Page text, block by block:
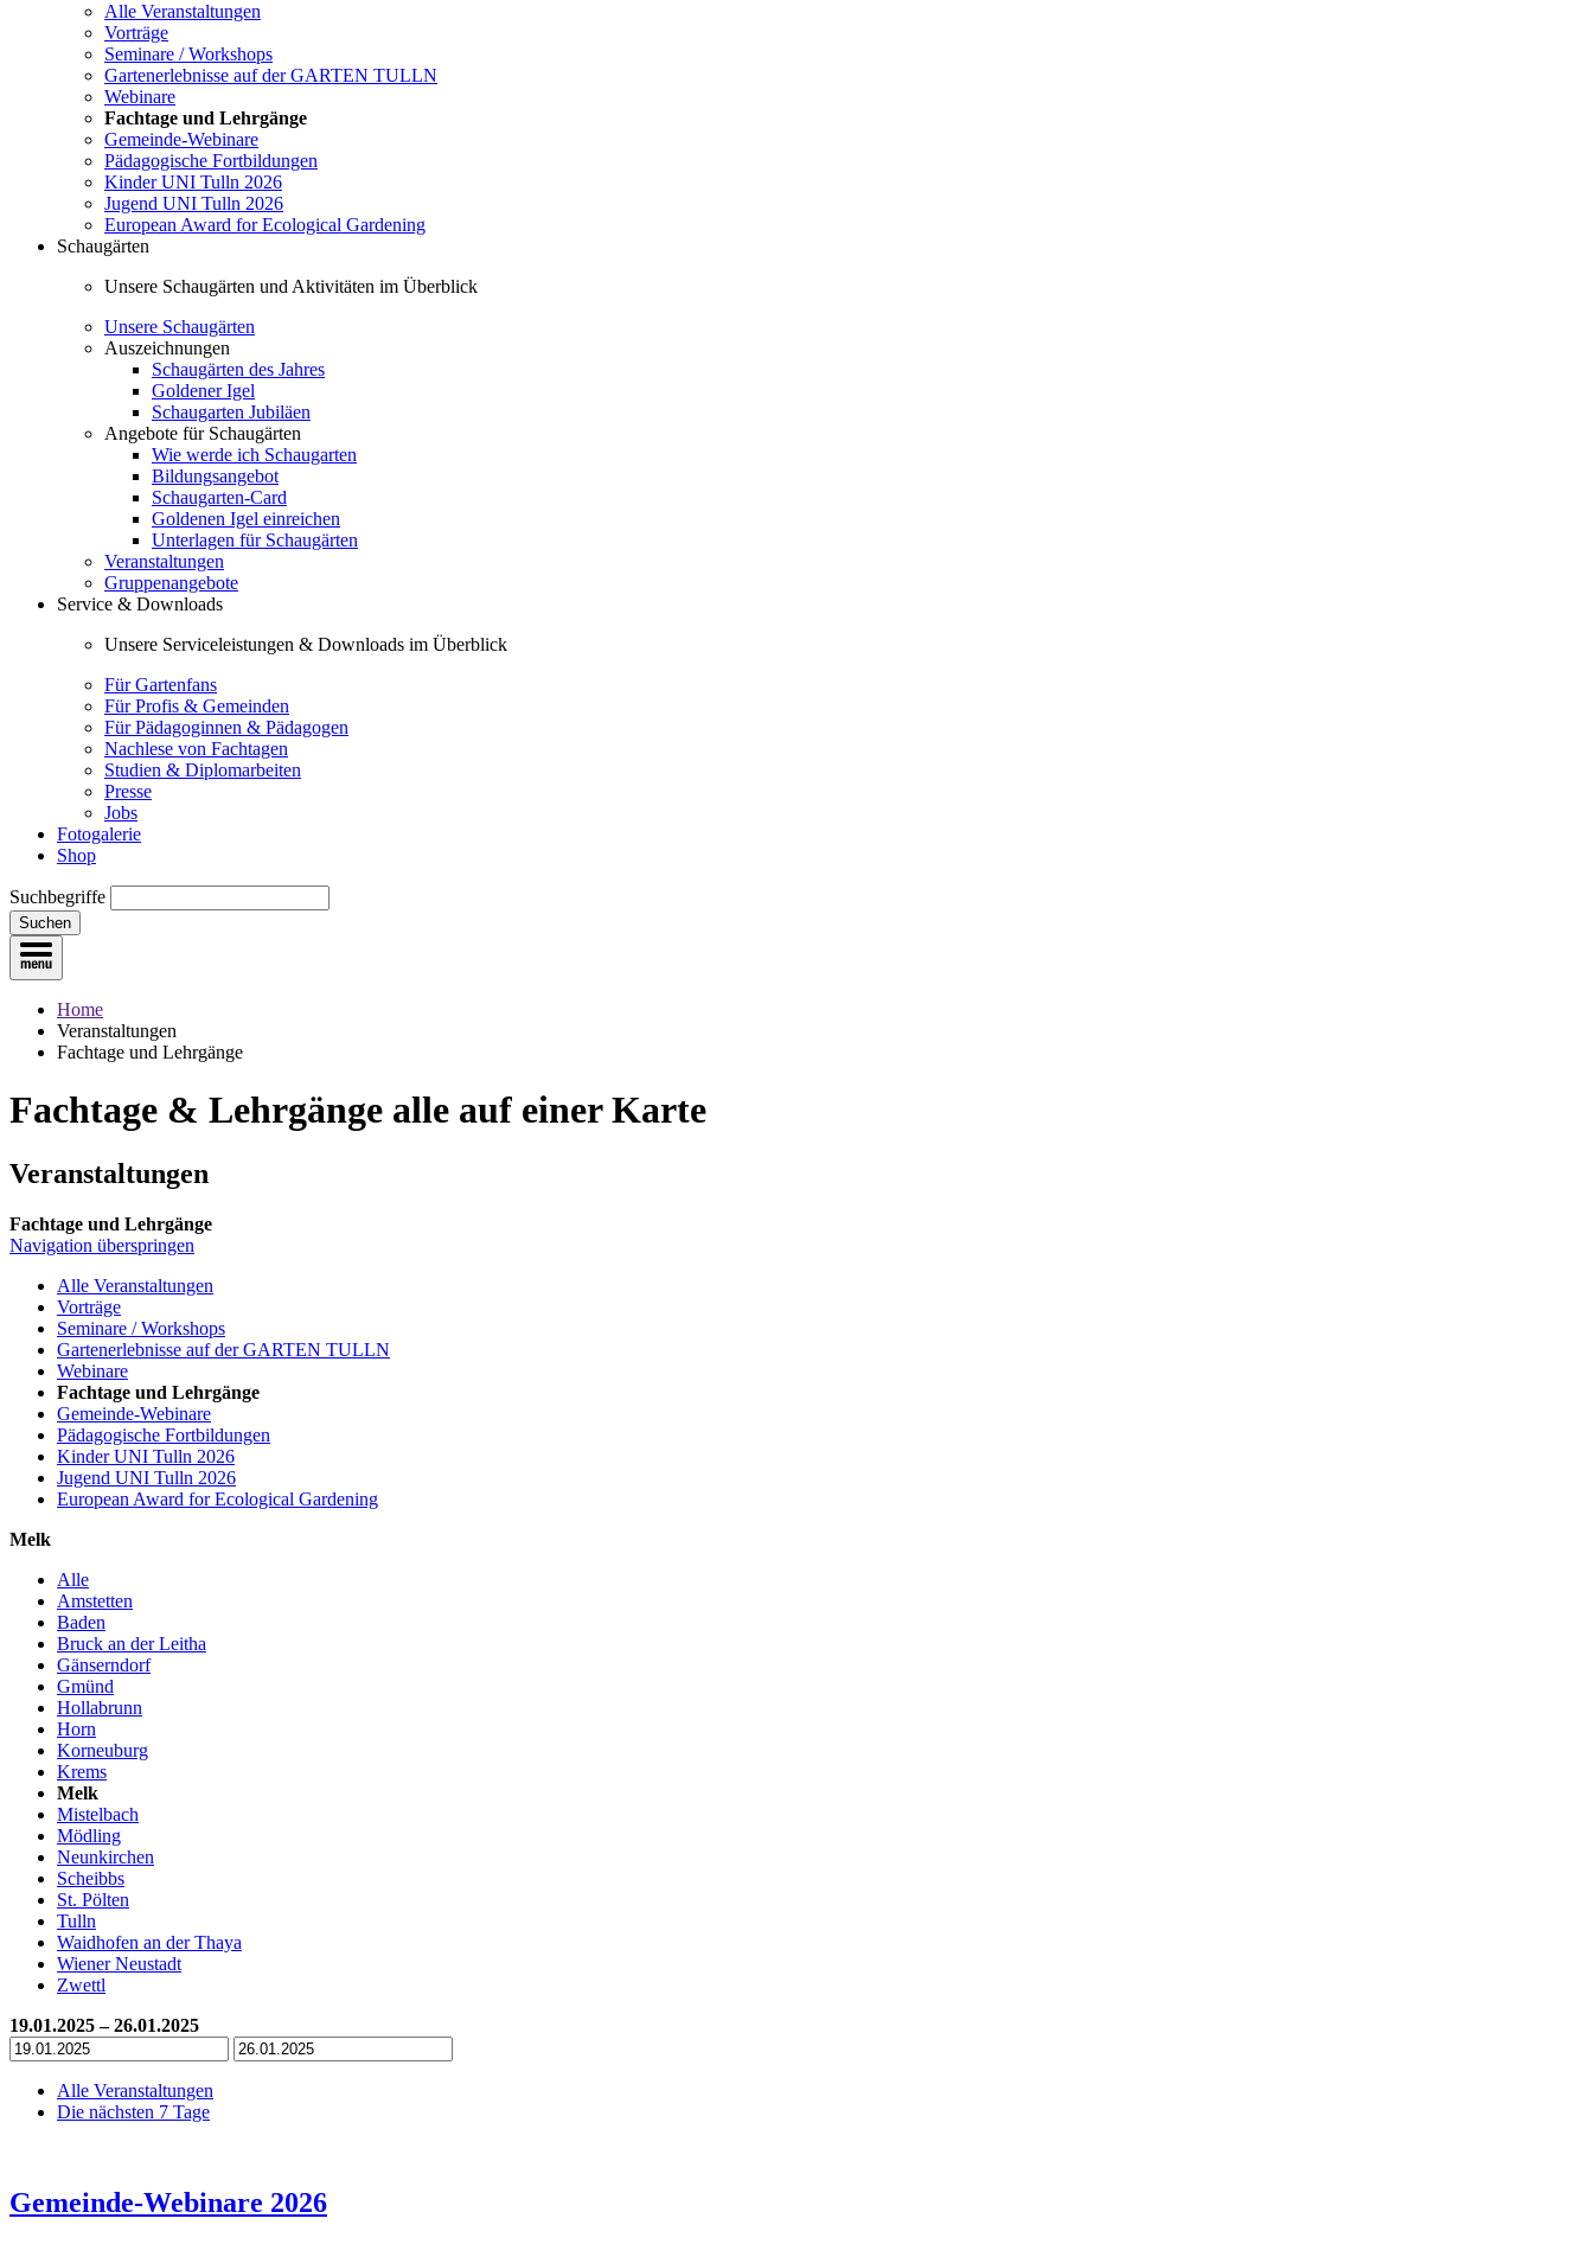
Alle Veranstaltungen
Vorträge
Seminare / Workshops
Gartenerlebnisse auf der GARTEN TULLN
Webinare
Fachtage und Lehrgänge
Gemeinde-Webinare
Pädagogische Fortbildungen
Kinder UNI Tulln 2026
Jugend UNI Tulln 2026
European Award for Ecological Gardening
Schaugärten
Unsere Schaugärten und Aktivitäten im Überblick
Unsere Schaugärten
Auszeichnungen
Schaugärten des Jahres
Goldener Igel
Schaugarten Jubiläen
Angebote für Schaugärten
Wie werde ich Schaugarten
Bildungsangebot
Schaugarten-Card
Goldenen Igel einreichen
Unterlagen für Schaugärten
Veranstaltungen
Gruppenangebote
Service & Downloads
Unsere Serviceleistungen & Downloads im Überblick
Für Gartenfans
Für Profis & Gemeinden
Für Pädagoginnen & Pädagogen
Nachlese von Fachtagen
Studien & Diplomarbeiten
Presse
Jobs
Fotogalerie
Shop
Suchbegriffe
Suchen
Home
Veranstaltungen
Fachtage und Lehrgänge
Fachtage & Lehrgänge alle auf einer Karte
Veranstaltungen
Fachtage und Lehrgänge
Navigation überspringen
Alle Veranstaltungen
Vorträge
Seminare / Workshops
Gartenerlebnisse auf der GARTEN TULLN
Webinare
Fachtage und Lehrgänge
Gemeinde-Webinare
Pädagogische Fortbildungen
Kinder UNI Tulln 2026
Jugend UNI Tulln 2026
European Award for Ecological Gardening
Melk
Alle
Amstetten
Baden
Bruck an der Leitha
Gänserndorf
Gmünd
Hollabrunn
Horn
Korneuburg
Krems
Melk
Mistelbach
Mödling
Neunkirchen
Scheibbs
St. Pölten
Tulln
Waidhofen an der Thaya
Wiener Neustadt
Zwettl
19.01.2025 – 26.01.2025
Alle Veranstaltungen
Die nächsten 7 Tage
Gemeinde-Webinare 2026